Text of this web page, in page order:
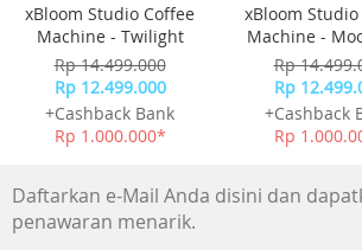
xBloom Studio Coffee
Machine - Twilight
Rp 14.499.000
Rp 12.499.000
+Cashback Bank
Rp 1.000.000*
xBloom
Machine -
White
Rp
Rp
+Cashback
Rp
Daftarkan e-Mail Anda disini dan
penawaran menarik.